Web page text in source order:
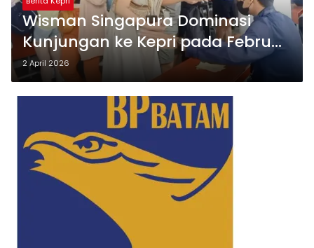
Wisman Singapura Dominasi
Kunjungan ke Kepri pada Februari
2026
2 April 2026